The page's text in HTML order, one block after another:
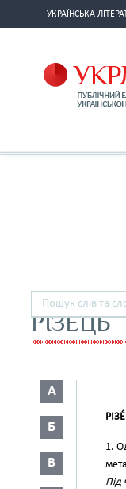
УКРАЇНСЬКА
РІЗЕЦЬ
А
Б
В
1.
Під